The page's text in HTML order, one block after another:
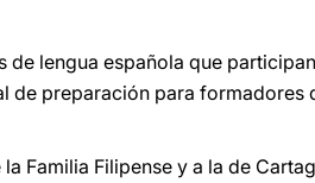
de lengua española que
de preparación para formadores
Familia Filipense y a la de